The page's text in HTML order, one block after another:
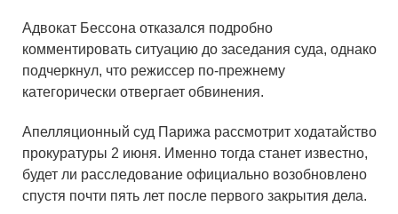
Адвокат Бессона отказался подробно
комментировать ситуацию до заседания суда, однако
подчеркнул, что режиссер по-прежнему
категорически отвергает обвинения.
Апелляционный суд Парижа рассмотрит ходатайство
прокуратуры 2 июня. Именно тогда станет известно,
будет ли расследование официально возобновлено
спустя почти пять лет после первого закрытия дела.